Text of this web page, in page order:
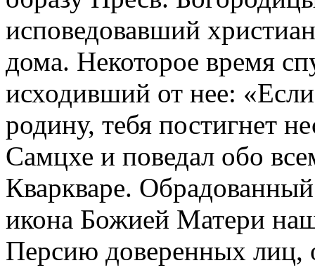
исповедовавший
дома. Некоторое время
исходивший от нее:
родину, тебя постигнет
Самцхе и поведал обо
Кваркваре.
икона Божией Матери
Персию доверенных лиц,